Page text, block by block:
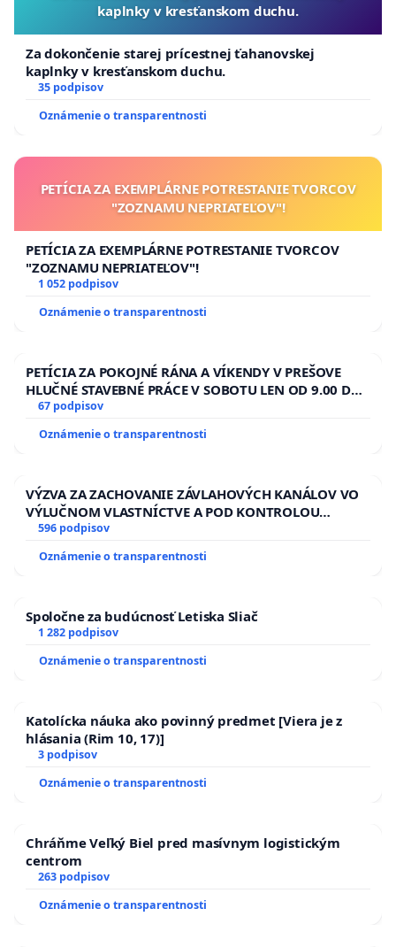
kaplnky v kresťanskom duchu.
Za dokončenie starej prícestnej ťahanovskej
kaplnky v kresťanskom duchu.
35 podpisov
Oznámenie o transparentnosti
PETÍCIA ZA EXEMPLÁRNE POTRESTANIE TVORCOV
"ZOZNAMU NEPRIATEĽOV"!
PETÍCIA ZA EXEMPLÁRNE POTRESTANIE TVORCOV
"ZOZNAMU NEPRIATEĽOV"!
1 052 podpisov
Oznámenie o transparentnosti
PETÍCIA ZA POKOJNÉ RÁNA A VÍKENDY V PREŠOVE
HLUČNÉ STAVEBNÉ PRÁCE V SOBOTU LEN OD 9.00 DO
13.00 HOD., CEZ PRACOVNÝ TÝŽDEŇ CIEĽ 8.00 – 18.00
HOD. A PRAVIDELNÁ KONTROLA STAVBY C-AREA NA
ĎUMBIERSKEJ/MAGU
67 podpisov
Oznámenie o transparentnosti
VÝZVA ZA ZACHOVANIE ZÁVLAHOVÝCH KANÁLOV VO
VÝLUČNOM VLASTNÍCTVE A POD KONTROLOU
SLOVENSKEJ REPUBLIKY & žiadosť na riešenie
zanedbaného stavu závlahových a odvodňovacích
kanálov na Slovensku
596 podpisov
Oznámenie o transparentnosti
Spoločne za budúcnosť Letiska Sliač
1 282 podpisov
Oznámenie o transparentnosti
Katolícka náuka ako povinný predmet [Viera je z
hlásania (Rim 10, 17)]
3 podpisov
Oznámenie o transparentnosti
Chráňme Veľký Biel pred masívnym logistickým
centrom
263 podpisov
Oznámenie o transparentnosti